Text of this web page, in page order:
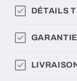
DÉTAILS